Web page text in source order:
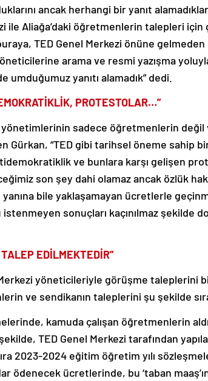
ancak herhangi bir yanıt
ile Aliağa’daki öğretmenlerin talepleri
TED Genel Merkezi önüne
arama ve resmi yazışma
umduğumuz yanıtı alamadık” dedi.
PROTESTOLAR…”
yönetimlerinin sadece öğretmenlerin
Gürkan, “TED gibi tarihsel öneme sahip
ve bunlara karşı gelişen
son şey dahi olamaz ancak özlük
bile yaklaşamayan ücretlerle
sonuçları kaçınılmaz şekilde
EDİLMEKTEDİR”
yöneticileriyle görüşme taleplerini
ve sendikanın taleplerini şu şekilde
kamuda çalışan öğretmenlerin
TED Genel Merkezi tarafından
2023-2024 eğitim öğretim yılı
ödenecek ücretlerinde, bu ‘taban